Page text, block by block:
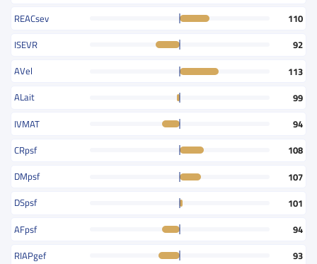
REACsev
110
ISEVR
92
AVel
113
ALait
99
IVMAT
94
CRpsf
108
DMpsf
107
DSpsf
101
AFpsf
94
RIAPgef
93